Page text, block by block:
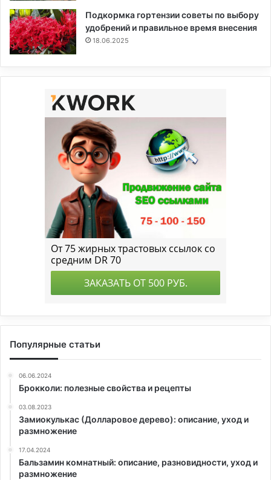
Подкормка гортензии советы по выбору
удобрений и правильное время внесения
18.06.2025
Популярные статьи
06.06.2024
Брокколи: полезные свойства и рецепты
03.08.2023
Замиокулькас (Долларовое дерево): описание, уход и
размножение
17.04.2024
Бальзамин комнатный: описание, разновидности, уход и
размножение